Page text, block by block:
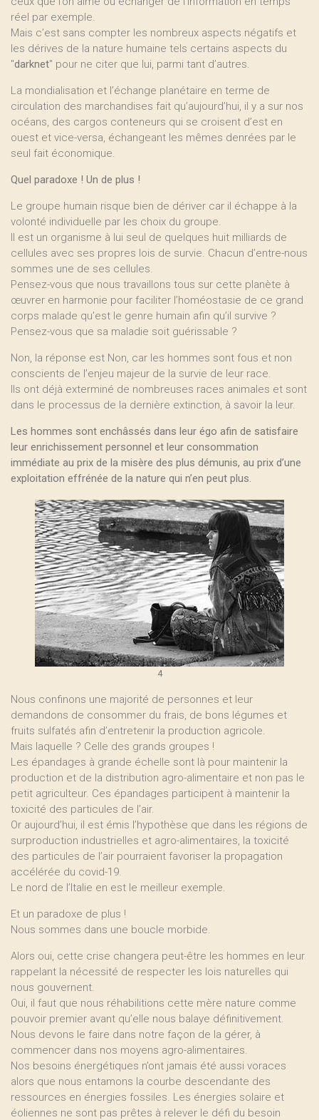
réel par exemple.
Mais c’est sans compter les nombreux aspects négatifs et
les dérives de la nature humaine tels certains aspects du
"darknet" pour ne citer que lui, parmi tant d’autres.
La mondialisation et l’échange planétaire en terme de
circulation des marchandises fait qu’aujourd’hui, il y a sur nos
océans, des cargos conteneurs qui se croisent d’est en
ouest et vice-versa, échangeant les mêmes denrées par le
seul fait économique.
Quel paradoxe ! Un de plus !
Le groupe humain risque bien de dériver car il échappe à la
volonté individuelle par les choix du groupe.
Il est un organisme à lui seul de quelques huit milliards de
cellules avec ses propres lois de survie. Chacun d’entre-nous
sommes une de ses cellules.
Pensez-vous que nous travaillons tous sur cette planète à
œuvrer en harmonie pour faciliter l’homéostasie de ce grand
corps malade qu’est le genre humain afin qu’il survive ?
Pensez-vous que sa maladie soit guérissable ?
Non, la réponse est Non, car les hommes sont fous et non
conscients de l’enjeu majeur de la survie de leur race.
Ils ont déjà exterminé de nombreuses races animales et sont
dans le processus de la dernière extinction, à savoir la leur.
Les hommes sont enchâssés dans leur égo afin de satisfaire
leur enrichissement personnel et leur consommation
immédiate au prix de la misère des plus démunis, au prix d’une
exploitation effrénée de la nature qui n’en peut plus.
4
Nous confinons une majorité de personnes et leur
demandons de consommer du frais, de bons légumes et
fruits sulfatés afin d’entretenir la production agricole.
Mais laquelle ? Celle des grands groupes !
Les épandages à grande échelle sont là pour maintenir la
production et de la distribution agro-alimentaire et non pas le
petit agriculteur. Ces épandages participent à maintenir la
toxicité des particules de l’air.
Or aujourd’hui, il est émis l’hypothèse que dans les régions de
surproduction industrielles et agro-alimentaires, la toxicité
des particules de l’air pourraient favoriser la propagation
accélérée du covid-19.
Le nord de l’Italie en est le meilleur exemple.
Et un paradoxe de plus !
Nous sommes dans une boucle morbide.
Alors oui, cette crise changera peut-être les hommes en leur
rappelant la nécessité de respecter les lois naturelles qui
nous gouvernent.
Oui, il faut que nous réhabilitions cette mère nature comme
pouvoir premier avant qu’elle nous balaye définitivement.
Nous devons le faire dans notre façon de la gérer, à
commencer dans nos moyens agro-alimentaires.
Nos besoins énergétiques n’ont jamais été aussi voraces
alors que nous entamons la courbe descendante des
ressources en énergies fossiles. Les énergies solaire et
éoliennes ne sont pas prêtes à relever le défi du besoin